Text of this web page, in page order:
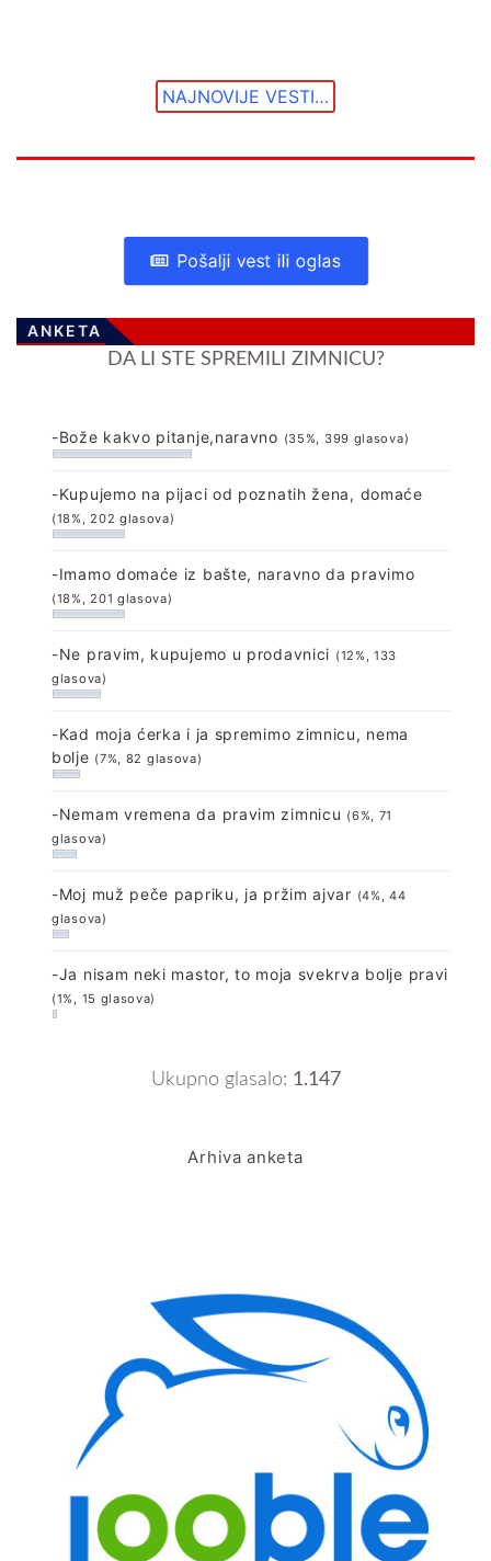
NAJNOVIJE VESTI…
Pošalji vest ili oglas
ANKETA
DA LI STE SPREMILI ZIMNICU?
-Bože kakvo pitanje,naravno (35%, 399 glasova)
-Kupujemo na pijaci od poznatih žena, domaće
(18%, 202 glasova)
-Imamo domaće iz bašte, naravno da pravimo
(18%, 201 glasova)
-Ne pravim, kupujemo u prodavnici (12%, 133
glasova)
-Kad moja ćerka i ja spremimo zimnicu, nema
bolje (7%, 82 glasova)
-Nemam vremena da pravim zimnicu (6%, 71
glasova)
-Moj muž peče papriku, ja pržim ajvar (4%, 44
glasova)
-Ja nisam neki mastor, to moja svekrva bolje pravi
(1%, 15 glasova)
Ukupno glasalo: 1.147
Arhiva anketa